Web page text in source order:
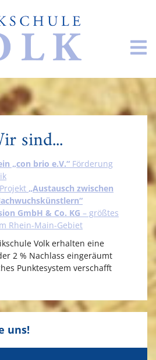
sind...
„con brio e.V.“ Förderung
„Austausch zwischen
GmbH & Co. KG – größtes
Rhein-Main-Gebiet
Volk erhalten eine
2 % Nachlass eingeräumt
Punktesystem verschafft
uns!